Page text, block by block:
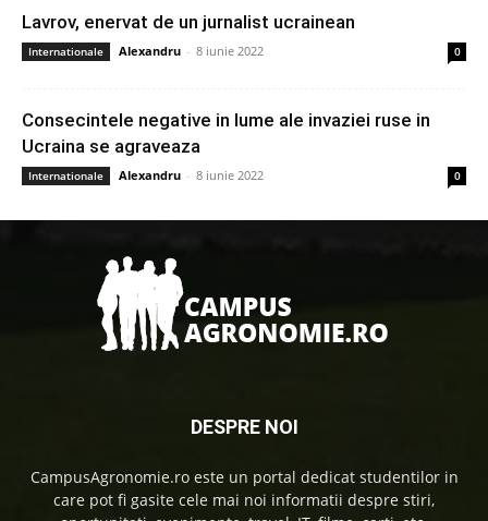
Lavrov, enervat de un jurnalist ucrainean
Internationale Alexandru - 8 iunie 2022 0
Consecintele negative in lume ale invaziei ruse in
Ucraina se agraveaza
Internationale Alexandru - 8 iunie 2022 0
DESPRE NOI
CampusAgronomie.ro este un portal dedicat studentilor in
care pot fi gasite cele mai noi informatii despre stiri,